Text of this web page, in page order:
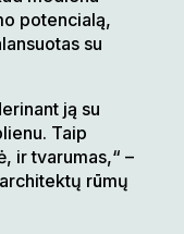
potencialą,
su
ją su
Taip
ir tvarumas,“ –
rūmų